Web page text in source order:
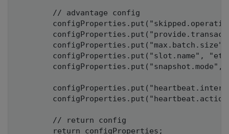
configProperties.put("snapshot.mode",